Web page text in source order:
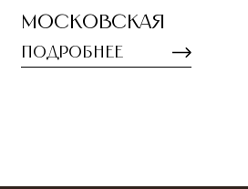
Московская
Подробнее